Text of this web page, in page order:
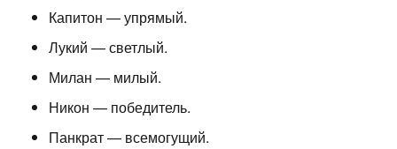
Капитон — упрямый.
Лукий — светлый.
Милан — милый.
Никон — победитель.
Панкрат — всемогущий.